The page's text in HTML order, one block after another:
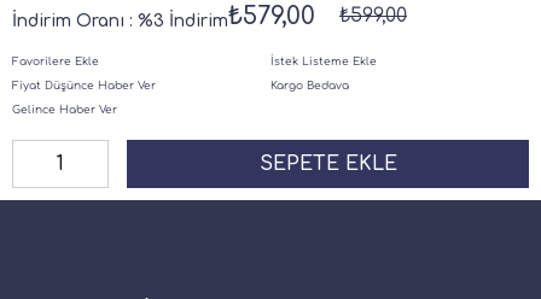
İndirim Oranı : %3 İndirim ₺599,00
₺579,00
Favorilere Ekle
İstek Listeme Ekle
Fiyat Düşünce Haber Ver
Kargo Bedava
Gelince Haber Ver